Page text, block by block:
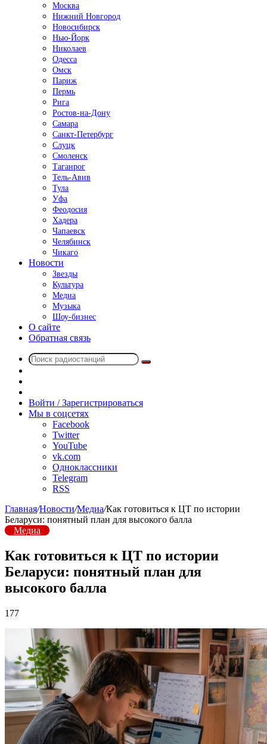
Москва
Нижний Новгород
Новосибирск
Нью-Йорк
Николаев
Одесса
Омск
Париж
Пермь
Рига
Ростов-на-Дону
Самара
Санкт-Петербург
Слуцк
Смоленск
Таганрог
Тель-Авив
Тула
Уфа
Феодосия
Хадера
Чапаевск
Челябинск
Чикаго
Новости
Звезды
Культура
Медиа
Музыка
Шоу-бизнес
О сайте
Обратная связь
Поиск
радио
Войти / Зарегистрироваться
Мы в соцсетях
Facebook
Twitter
YouTube
vk.com
Одноклассники
Telegram
RSS
Главная/Новости/Медиа/Как готовиться к ЦТ по истории
Беларуси: понятный план для высокого балла
Медиа
Как готовиться к ЦТ по истории
Беларуси: понятный план для
высокого балла
177